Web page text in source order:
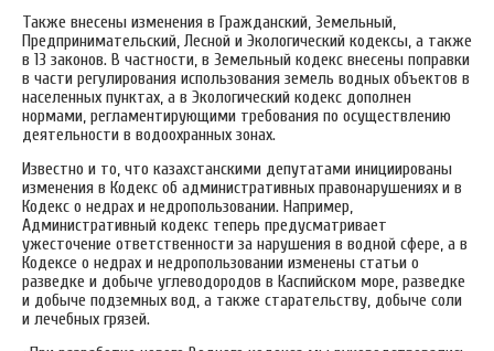
Также внесены изменения в Гражданский, Земельный,
Предпринимательский, Лесной и Экологический кодексы, а также
в 13 законов. В частности, в Земельный кодекс внесены поправки
в части регулирования использования земель водных объектов в
населенных пунктах, а в Экологический кодекс дополнен
нормами, регламентирующими требования по осуществлению
деятельности в водоохранных зонах.
Известно и то, что казахстанскими депутатами инициированы
изменения в Кодекс об административных правонарушениях и в
Кодекс о недрах и недропользовании. Например,
Административный кодекс теперь предусматривает
ужесточение ответственности за нарушения в водной сфере, а в
Кодексе о недрах и недропользовании изменены статьи о
разведке и добыче углеводородов в Каспийском море, разведке
и добыче подземных вод, а также старательству, добыче соли
и лечебных грязей.